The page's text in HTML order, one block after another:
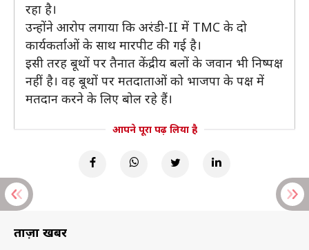
रहा है।
उन्होंने आरोप लगाया कि अरंडी-II में TMC के दो
कार्यकर्ताओं के साथ मारपीट की गई है।
इसी तरह बूथों पर तैनात केंद्रीय बलों के जवान भी निष्पक्ष
नहीं है। वह बूथों पर मतदाताओं को भाजपा के पक्ष में
मतदान करने के लिए बोल रहे हैं।
आपने पूरा पढ़ लिया है
ताज़ा खबरें